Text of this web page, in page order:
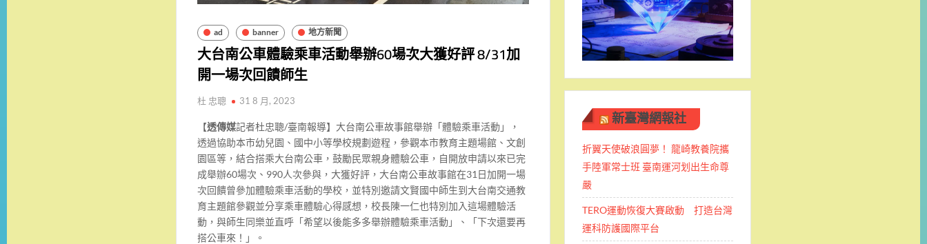
ad banner 地方新聞
大台南公車體驗乘車活動舉辦60場次大獲好評 8/31加
開一場次回饋師生
杜 忠聰 31 8 月, 2023
【透傳媒記者杜忠聰/臺南報導】大台南公車故事館舉辦「體驗乘車活動」，
透過協助本市幼兒園、 國中小等學校規劃遊程，參觀本市教育主題場館、文創
園區等， 結合搭乘大台南公車，鼓勵民眾親身體驗公車， 自開放申請以來已完
成舉辦60場次、 990人次參與，大獲好評， 大台南公車故事館在31 日加開一場
次回饋曾參加體驗乘車活動的學校， 並特別邀請文賢國中師生到大台南交通教
育主題館參觀並分享乘車體驗心得感想，校長陳一仁也特別加入這場體驗活
動，與師生同樂並直呼「希望以後能多多舉辦體驗乘車活動」、「下次還要再
搭公車來！ 」。
新臺灣網報社
折翼天使破浪圓夢！ 龍崎教養院攜
手陸軍常士班 ​臺南運河划出生命尊
嚴
TERO運動恢復大賽啟動 打造台灣
運科防護國際平台